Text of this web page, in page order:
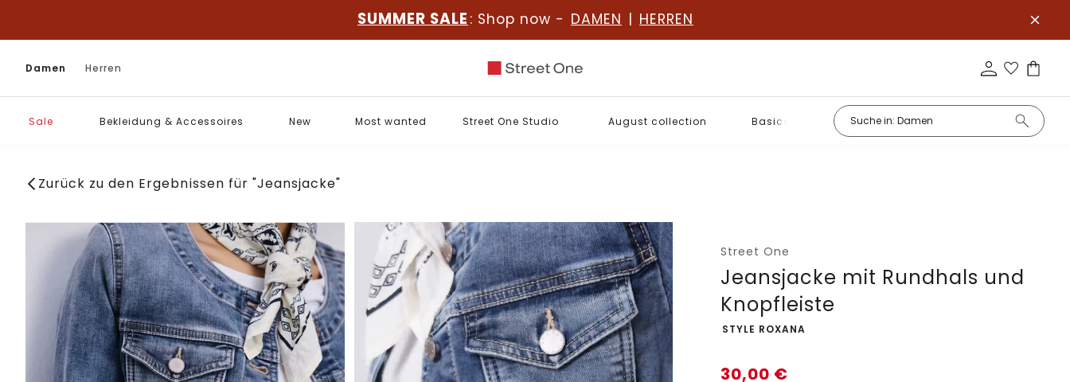
SUMMER SALE : Shop now - DAMEN | HERREN
Damen Herren
Sale Bekleidung & Accessoires New Most wanted Street One Studio August collection Basics
Zurück zu den Ergebnissen für "Jeansjacke"
Street One
Jeansjacke mit Rundhals und
Knopfleiste
-
STYLE ROXANA
30,00 €